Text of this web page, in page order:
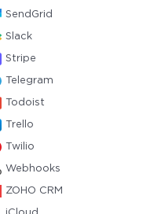
SendGrid
Slack
Stripe
Telegram
Todoist
Trello
Twilio
Webhooks
ZOHO CRM